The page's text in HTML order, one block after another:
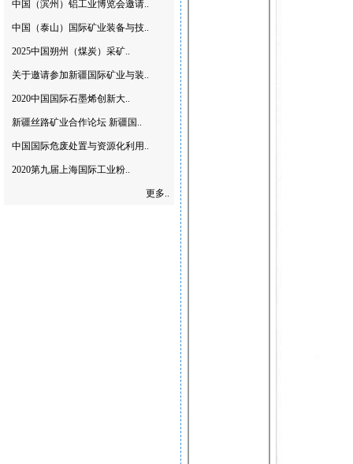
中国（滨州）铝工业博览会邀请..
中国（泰山）国际矿业装备与技..
2025中国朔州（煤炭）采矿..
关于邀请参加新疆国际矿业与装..
2020中国国际石墨烯创新大..
新疆丝路矿业合作论坛 新疆国..
中国国际危废处置与资源化利用..
2020第九届上海国际工业粉..
更多..